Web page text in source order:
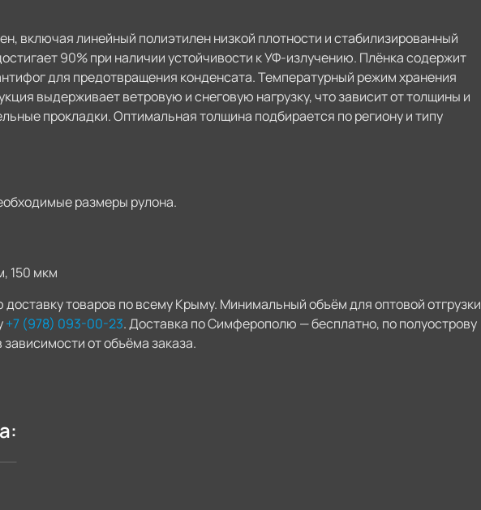
включая линейный полиэтилен низкой плотности и стабилизированный
90% при наличии устойчивости к УФ-излучению. Плёнка содержит
для предотвращения конденсата. Температурный режим хранения
выдерживает ветровую и снеговую нагрузку, что зависит от толщины и
прокладки. Оптимальная толщина подбирается по региону и типу
размеры рулона.
150 мкм
товаров по всему Крыму. Минимальный объём для оптовой отгрузки
+7 (978) 093-00-23. Доставка по Симферополю — бесплатно, по полуострову
от объёма заказа.